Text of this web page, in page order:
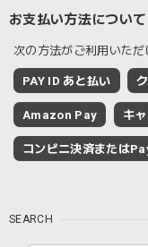
お支払い方法について
次の方法がご利用いただ
PAY ID あと払い
Amazon Pay キ
コンビニ決済または
SEARCH